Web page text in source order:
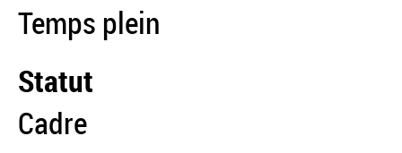
Temps plein
Statut
Cadre